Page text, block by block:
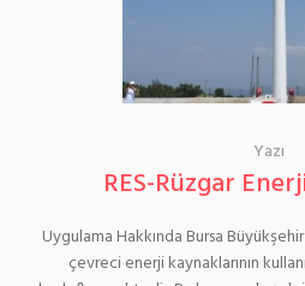
Yazı
RES-Rüzgar
Uygulama Hakkında Bursa
çevreci enerji kaynaklarının